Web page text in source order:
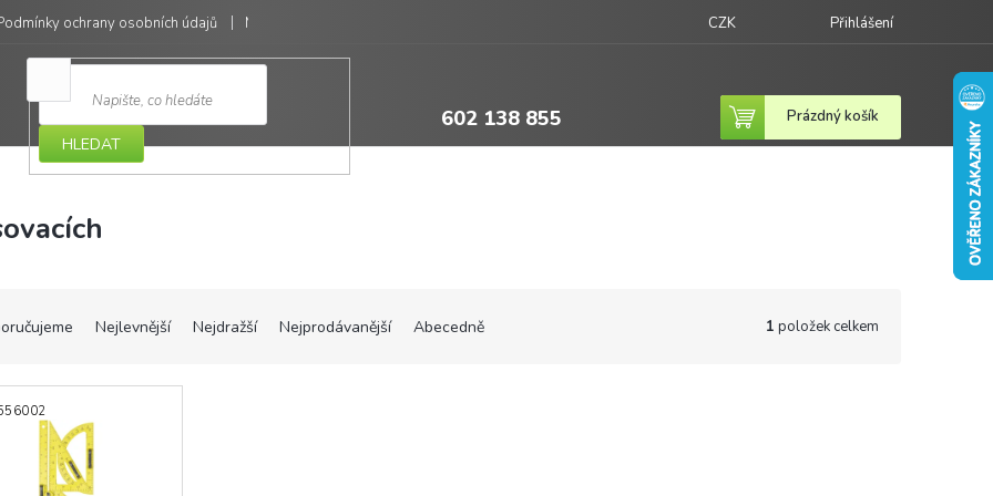
ochrany osobních údajů Moje objednávka CZK Přihlášení
HLEDAT
602 138 855
Nákupní
košík
Prázdný košík
Nejlevnější Nejdražší Nejprodávanější Abecedně 1 položek celkem